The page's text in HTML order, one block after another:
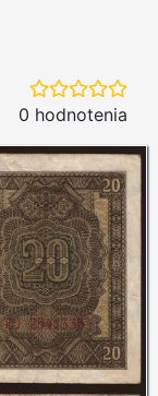
0 hodnotenia